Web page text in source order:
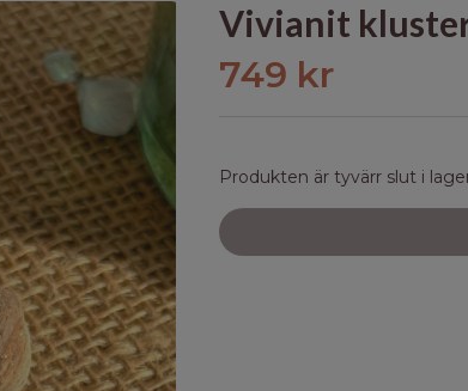
Vivianit
749 kr
Produkten är tyvärr slut i